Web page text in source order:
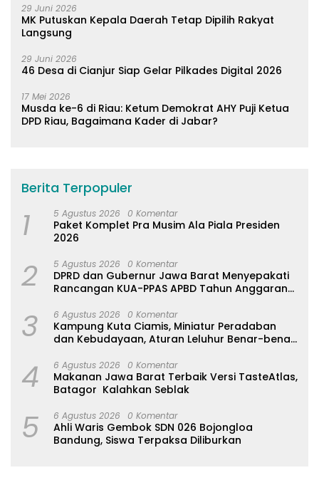
29 Juni 2026
MK Putuskan Kepala Daerah Tetap Dipilih Rakyat
Langsung
29 Juni 2026
46 Desa di Cianjur Siap Gelar Pilkades Digital 2026
17 Mei 2026
Musda ke-6 di Riau: Ketum Demokrat AHY Puji Ketua
DPD Riau, Bagaimana Kader di Jabar?
Berita Terpopuler
1 5 Agustus 2026 0 Komentar
Paket Komplet Pra Musim Ala Piala Presiden
2026
2 5 Agustus 2026 0 Komentar
DPRD dan Gubernur Jawa Barat Menyepakati
Rancangan KUA-PPAS APBD Tahun Anggaran
3 6 Agustus 2026 0 Komentar
Kampung Kuta Ciamis, Miniatur Peradaban
dan Kebudayaan, Aturan Leluhur Benar-benar
4 6 Agustus 2026 0 Komentar
Makanan Jawa Barat Terbaik Versi TasteAtlas,
Batagor Kalahkan Seblak
5 6 Agustus 2026 0 Komentar
Ahli Waris Gembok SDN 026 Bojongloa
Bandung, Siswa Terpaksa Diliburkan